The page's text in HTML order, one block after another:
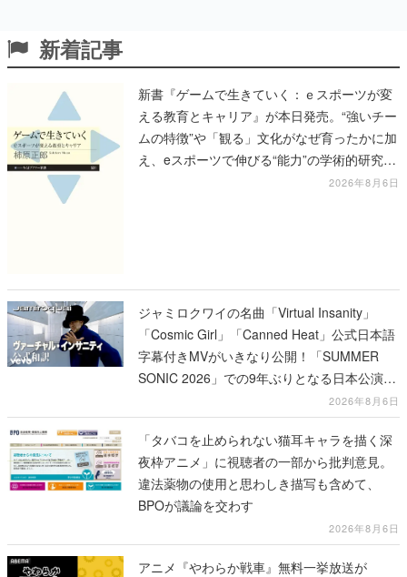
新着記事
新書『ゲームで生きていく：ｅスポーツが変
える教育とキャリア』が本日発売。“強いチー
ムの特徴”や「観る」文化がなぜ育ったかに加
え、eスポーツで伸びる“能力”の学術的研究も
2026年8月6日
ジャミロクワイの名曲「Virtual Insanity」
「Cosmic Girl」「Canned Heat」公式日本語
字幕付きMVがいきなり公開！「SUMMER
SONIC 2026」での9年ぶりとなる日本公演を
2026年8月6日
「タバコを止められない猫耳キャラを描く深
夜枠アニメ」に視聴者の一部から批判意見。
違法薬物の使用と思わしき描写も含めて、
BPOが議論を交わす
2026年8月6日
アニメ『やわらか戦車』無料一挙放送が